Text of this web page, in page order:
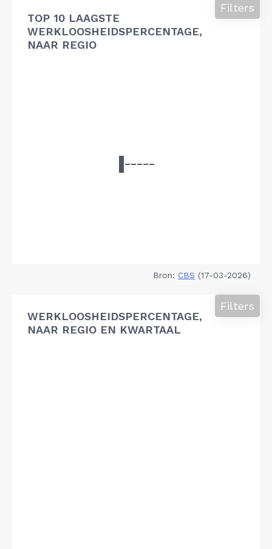
TOP 10 LAAGSTE
WERKLOOSHEIDSPERCENTAGE,
NAAR REGIO
Filters
Bron: CBS (17-03-2026)
WERKLOOSHEIDSPERCENTAGE,
NAAR REGIO EN KWARTAAL
Filters